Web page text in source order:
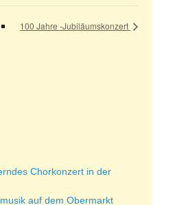
100 Jahre -Jubiläumskonzert
Chorkonzert in der
auf dem Obermarkt